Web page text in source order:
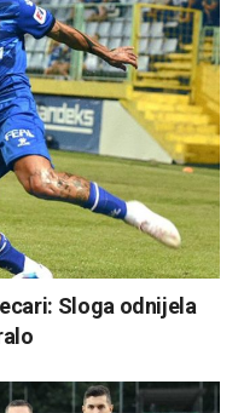
Sloga odnijela